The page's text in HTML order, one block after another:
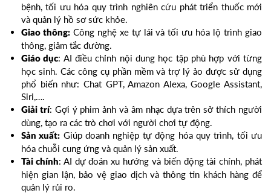
bệnh, tối ưu hóa quy trình nghiên cứu phát triển thuốc mới
và quản lý hồ sơ sức khỏe.
Giao thông:Công nghệ xe tự lái và tối ưu hóa lộ trình giao
thông, giảm tắc đường.
Giáo dục: AI điều chỉnh nội dung học tập phù hợp với từng
học sinh. Các công cụ phần mềm và trợ lý ảo được sử dụng
phổ biến như: Chat GPT, Amazon Alexa, Google Assistant,
Siri,….
Giải trí: Gợi ý phim ảnh và âm nhạc dựa trên sở thích người
dùng, tạo ra các trò chơi với người chơi tự động.
Sản xuất: Giúp doanh nghiệp tự động hóa quy trình, tối ưu
hóa chuỗi cung ứng và quản lý sản xuất.
Tài chính: AI dự đoán xu hướng và biến động tài chính, phát
hiện gian lận, bảo vệ giao dịch và thông tin khách hàng để
quản lý rủi ro.